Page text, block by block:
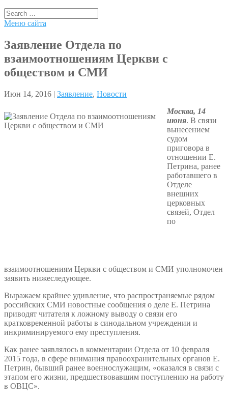
Меню сайта
Заявление Отдела по
взаимоотношениям Церкви с
обществом и СМИ
Июн 14, 2016 | Заявление, Новости
Москва, 14
июня. В связи
вынесением
судом
приговора в
отношении Е.
Петрина, ранее
работавшего в
Отделе
внешних
церковных
связей, Отдел
по
взаимоотношениям Церкви с обществом и СМИ уполномочен
заявить нижеследующее.
Выражаем крайнее удивление, что распространяемые рядом
российских СМИ новостные сообщения о деле Е. Петрина
приводят читателя к ложному выводу о связи его
кратковременной работы в синодальном учреждении и
инкриминируемого ему преступления.
Как ранее заявлялось в комментарии Отдела от 10 февраля
2015 года, в сфере внимания правоохранительных органов Е.
Петрин, бывший ранее военнослужащим, «оказался в связи с
этапом его жизни, предшествовавшим поступлению на работу
в ОВЦС».